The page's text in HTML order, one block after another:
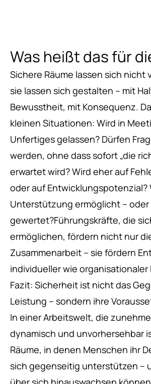
Was heißt das für
Sichere Räume lassen sich nicht
sie lassen sich gestalten – mit
Bewusstheit, mit Konsequenz.
kleinen Situationen: Wird in
Unfertiges gelassen? Dürfen
werden, ohne dass sofort „die
erwartet wird? Wird eher auf
oder auf Entwicklungspotenzial?
Unterstützung ermöglicht – oder
gewertet?Führungskräfte, die
ermöglichen, fördern nicht nur
Zusammenarbeit – sie fördern
individueller wie organisationaler
Fazit: Sicherheit ist nicht das
Leistung – sondern ihre
In einer Arbeitswelt, die
dynamisch und unvorhersehbar
Räume, in denen Menschen ihr
sich gegenseitig unterstützen –